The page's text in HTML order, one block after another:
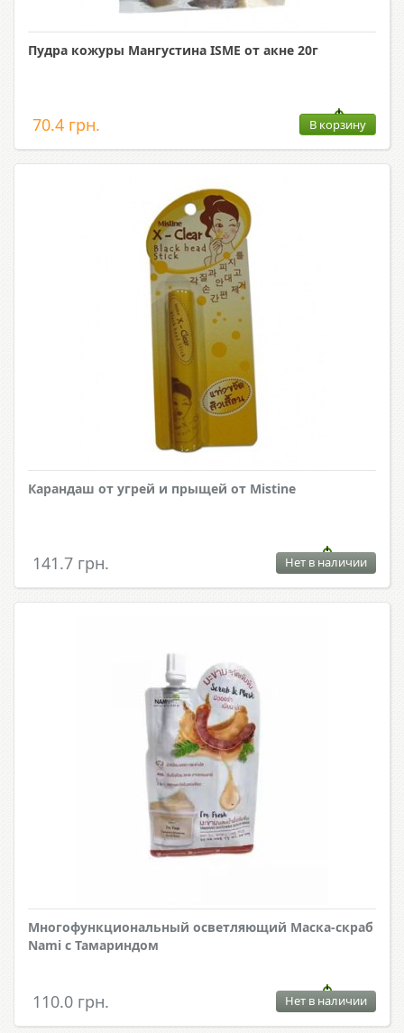
Пудра кожуры Мангустина ISME от акне 20г
70.4 грн. В корзину
Карандаш от угрей и прыщей от Mistine
141.7 грн. Нет в наличии
Многофункциональный осветляющий Маска-скраб
Nami с Тамариндом
110.0 грн. Нет в наличии